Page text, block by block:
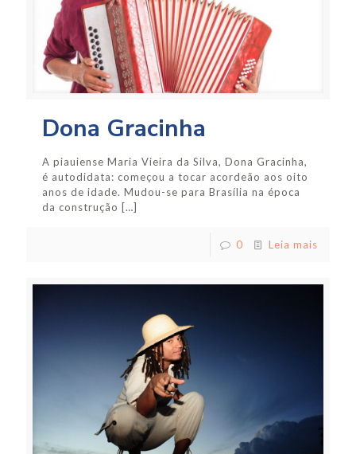
Dona Gracinha
A piauiense Maria Vieira da Silva, Dona Gracinha,
é autodidata: começou a tocar acordeão aos oito
anos de idade. Mudou-se para Brasília na época
da construção […]
0 Leia mais